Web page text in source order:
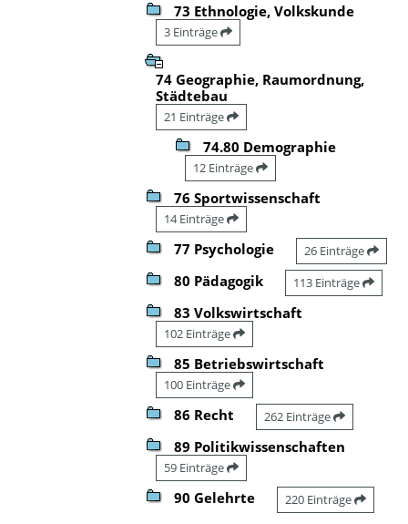
73 Ethnologie, Volkskunde
3 Einträge
74 Geographie, Raumordnung,
Städtebau
21 Einträge
74.80 Demographie
12 Einträge
76 Sportwissenschaft
14 Einträge
77 Psychologie 26 Einträge
80 Pädagogik 113 Einträge
83 Volkswirtschaft
102 Einträge
85 Betriebswirtschaft
100 Einträge
86 Recht 262 Einträge
89 Politikwissenschaften
59 Einträge
90 Gelehrte 220 Einträge